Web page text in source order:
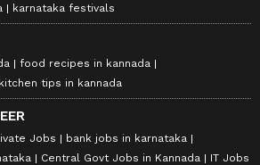
karnataka festivals
food recipes in kannada
kitchen tips in kannada
Jobs
bank jobs in karnataka
Central Govt Jobs in Kannada IT Jobs